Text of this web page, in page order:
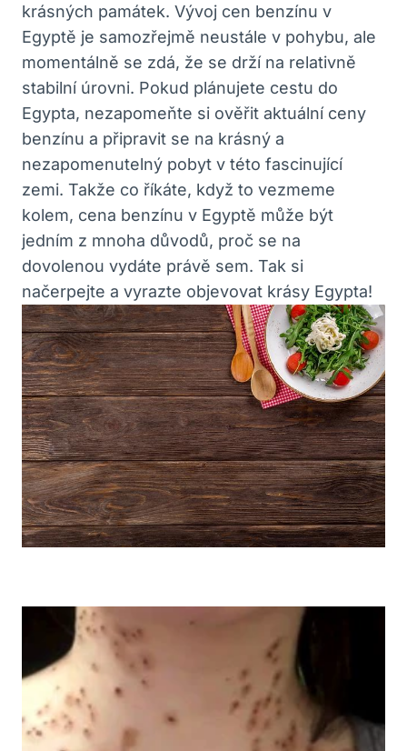
krásných památek. Vývoj cen benzínu v
Egyptě je samozřejmě neustále v pohybu, ale
momentálně se zdá, že se drží na relativně
stabilní úrovni. Pokud plánujete cestu do
Egypta, nezapomeňte si ověřit aktuální ceny
benzínu a připravit se na krásný a
nezapomenutelný pobyt v této fascinující
zemi. Takže co říkáte, když to vezmeme
kolem, cena benzínu v Egyptě může být
jedním z mnoha důvodů, proč se na
dovolenou vydáte právě sem. Tak si
načerpejte a vyrazte objevovat krásy Egypta!